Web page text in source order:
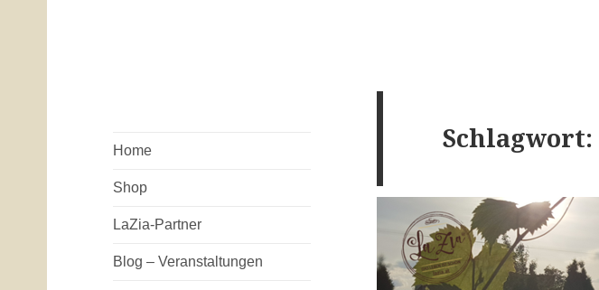
Home
Shop
LaZia-Partner
Blog – Veranstaltungen
Schlagwort: